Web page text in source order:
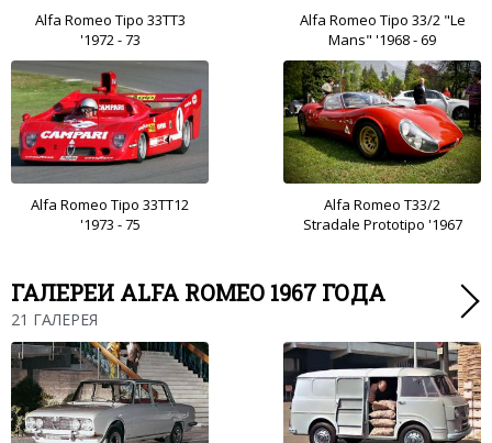
Alfa Romeo Tipo 33TT3
'1972 - 73
Alfa Romeo Tipo 33/2 "Le
Mans" '1968 - 69
Alfa Romeo Tipo 33TT12
'1973 - 75
Alfa Romeo T33/2
Stradale Prototipo '1967
ГАЛЕРЕИ ALFA ROMEO 1967 ГОДА
21 ГАЛЕРЕЯ